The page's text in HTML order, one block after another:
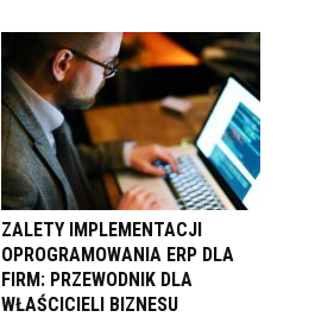
ZALETY IMPLEMENTACJI
OPROGRAMOWANIA ERP DLA
FIRM: PRZEWODNIK DLA
WŁAŚCICIELI BIZNESU